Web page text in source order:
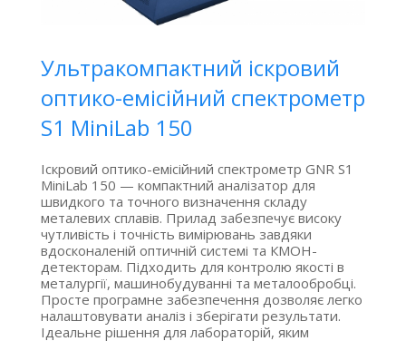
Ультракомпактний іскровий
оптико-емісійний спектрометр
S1 MiniLab 150
Іскровий оптико-емісійний спектрометр GNR S1
MiniLab 150 — компактний аналізатор для
швидкого та точного визначення складу
металевих сплавів. Прилад забезпечує високу
чутливість і точність вимірювань завдяки
вдосконаленій оптичній системі та КМОН-
детекторам. Підходить для контролю якості в
металургії, машинобудуванні та металообробці.
Просте програмне забезпечення дозволяє легко
налаштовувати аналіз і зберігати результати.
Ідеальне рішення для лабораторій, яким